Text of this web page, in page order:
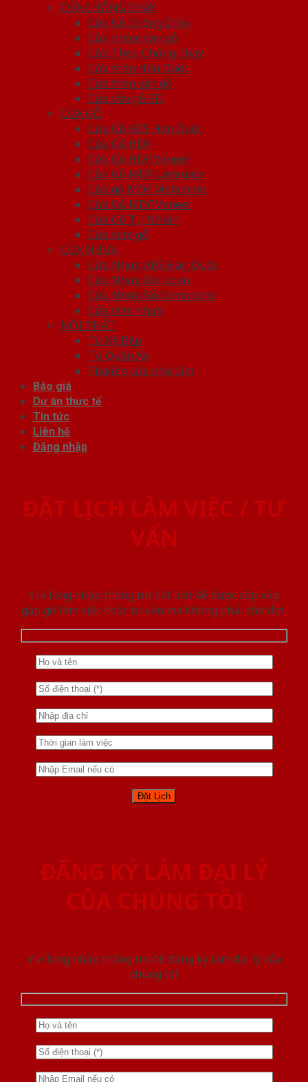
CỬA CHỐNG CHÁY
Cửa Gỗ Chống Cháy
Cửa nhôm vân gỗ
Cửa Thép Chống Cháy
Cửa thép Hàn Quốc
Cửa thép vân gỗ
Cửa vân gỗ 5D
CỬA GỖ
Cửa Gỗ ABS Hàn Quốc
Cửa Gỗ HDF
Cửa Gỗ HDF Veneer
Cửa Gỗ MDF Laminate
Cửa gỗ MDF Melamine
Cửa Gỗ MDF Veneer
Cửa Gỗ Tự Nhiên
Cửa vòm gỗ
CỬA NHỰA
Cửa Nhựa ABS Hàn Quốc
Cửa Nhựa Đài Loan
Cửa Nhựa Gỗ Composite
Cửa vòm nhựa
NỘI THẤT
Tủ Kệ Bếp
Tủ Quần Áo
Phụ kiện cửa nhà tắm
Báo giá
Dự án thực tế
Tin tức
Liên hệ
Đăng nhập
ĐẶT LỊCH LÀM VIỆC / TƯ
VẤN
Vui lòng nhập thông tin đặt lịch để được sắp xếp
gặp gỡ làm việc hoăc tư vấn mà không phải chờ đợi.
ĐĂNG KÝ LÀM ĐẠI LÝ
CỦA CHÚNG TÔI
Vui lòng nhập thông tin để đăng ký làm đại lý của
chúng tôi